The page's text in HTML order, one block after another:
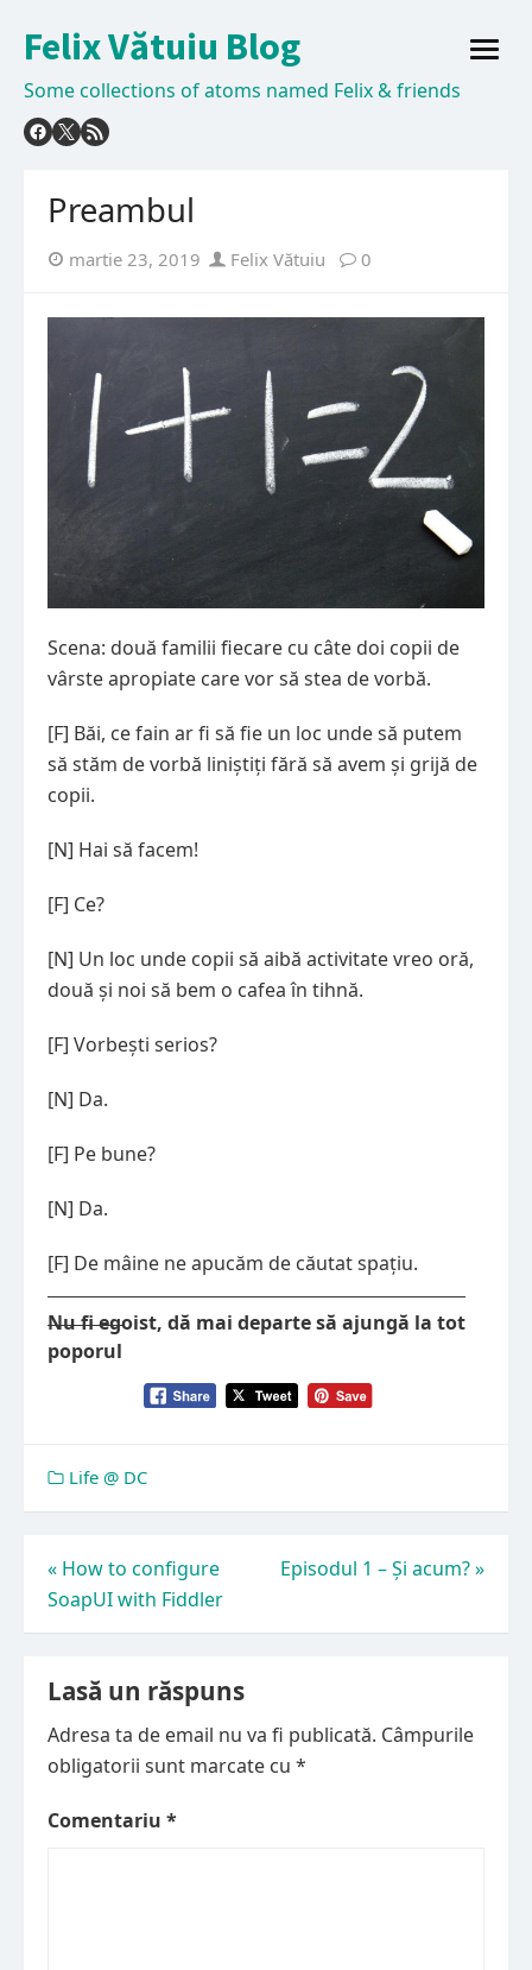
to
Felix Vătuiu Blog
Some collections of atoms named Felix & friends
open
Preambul
Posted
martie 23, 2019 Author
Felix Vătuiu 0
Scena: două familii fiecare cu câte doi copii de
vârste apropiate care vor să stea de vorbă.
[F] Băi, ce fain ar fi să fie un loc unde să putem
să stăm de vorbă liniștiți fără să avem și grijă de
copii.
[N] Hai să facem!
[F] Ce?
[N] Un loc unde copii să aibă activitate vreo oră,
două și noi să bem o cafea în tihnă.
[F] Vorbești serios?
[N] Da.
[F] Pe bune?
[N] Da.
[F] De mâine ne apucăm de căutat spațiu.
Nu fi egoist, dă mai departe să ajungă la tot
poporul
Life @ DC
Navigare
în
« How to configure
SoapUI with Fiddler
Episodul 1 – Și acum?»
Lasă un răspuns
Adresa ta de email nu va fi publicată. Câmpurile
obligatorii sunt marcate cu *
Comentariu *